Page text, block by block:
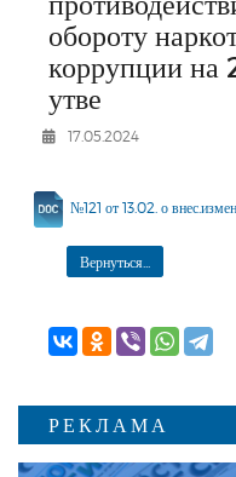
КОНТАКТЫ
обороту
коррупции на
утве
17.05.2024
№121 от 13.02. о
Вернуться...
РЕКЛАМА